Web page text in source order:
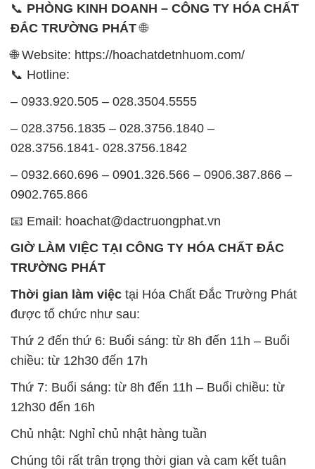
📞 PHÒNG KINH DOANH – CÔNG TY HÓA CHẤT
ĐẮC TRƯỜNG PHÁT🌐
🌐 Website: https://hoachatdetnhuom.com/
📞 Hotline:
– 0933.920.505 – 028.3504.5555
– 028.3756.1835 – 028.3756.1840 –
028.3756.1841- 028.3756.1842
– 0932.660.696 – 0901.326.566 – 0906.387.866 –
0902.765.866
📧 Email: hoachat@dactruongphat.vn
GIỜ LÀM VIỆC TẠI CÔNG TY HÓA CHẤT ĐẮC
TRƯỜNG PHÁT
Thời gian làm việc tại Hóa Chất Đắc Trường Phát
được tổ chức như sau:
Thứ 2 đến thứ 6: Buổi sáng: từ 8h đến 11h – Buổi
chiều: từ 12h30 đến 17h
Thứ 7: Buổi sáng: từ 8h đến 11h – Buổi chiều: từ
12h30 đến 16h
Chủ nhật: Nghỉ chủ nhật hàng tuần
Chúng tôi rất trân trọng thời gian và cam kết tuân